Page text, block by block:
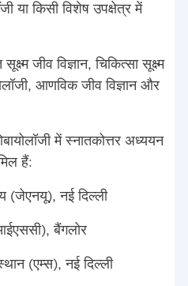
या किसी विशेष उपक्षेत्र में
जीव विज्ञान, चिकित्सा सूक्ष्म
आणविक जीव विज्ञान और
में स्नातकोत्तर अध्ययन
हैं:
(जेएनयू), नई दिल्ली
बैंगलोर
(एम्स), नई दिल्ली